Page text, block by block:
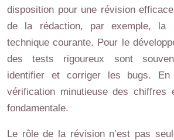
disposition pour une révision
de la rédaction, par exemple, la
technique courante. Pour le
des tests rigoureux sont
identifier et corriger les bugs. En
vérification minutieuse des
fondamentale.
Le rôle de la révision n’est pas